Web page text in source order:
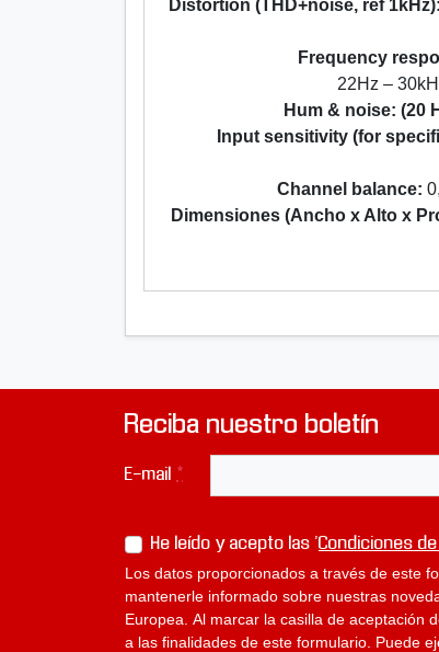
Distortion (THD+noise, ref 1kHz):
Frequency
22Hz –
Hum & noise: (20
Input sensitivity (for
Channel balance:
Dimensiones (Ancho x Alto x
Reciba nuestro boletín
E-mail *
He leído y acepto las 'Condiciones
Los datos proporcionados a través de este
mantenerle informado sobre nuestras
Europea. Al marcar la casilla de aceptación
a las finalidades de este formulario. Puede